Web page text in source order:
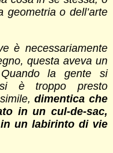
geometria o dell’arte
è necessariamente
questa aveva un
la gente si
è troppo presto
dimentica che
in un cul-de-sac,
un labirinto di vie